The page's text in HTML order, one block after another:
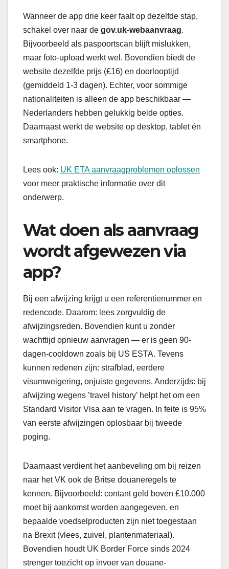
Wanneer de app drie keer faalt op dezelfde stap,
schakel over naar de gov.uk-webaanvraag.
Bijvoorbeeld als paspoortscan blijft mislukken,
maar foto-upload werkt wel. Bovendien biedt de
website dezelfde prijs (£16) en doorlooptijd
(gemiddeld 1-3 dagen). Echter, voor sommige
nationaliteiten is alleen de app beschikbaar —
Nederlanders hebben gelukkig beide opties.
Daarnaast werkt de website op desktop, tablet én
smartphone.
Lees ook: UK ETA aanvraagproblemen oplossen
voor meer praktische informatie over dit
onderwerp.
Wat doen als aanvraag
wordt afgewezen via
app?
Bij een afwijzing krijgt u een referentienummer en
redencode. Daarom: lees zorgvuldig de
afwijzingsreden. Bovendien kunt u zonder
wachttijd opnieuw aanvragen — er is geen 90-
dagen-cooldown zoals bij US ESTA. Tevens
kunnen redenen zijn: strafblad, eerdere
visumweigering, onjuiste gegevens. Anderzijds: bij
afwijzing wegens ’travel history’ helpt het om een
Standard Visitor Visa aan te vragen. In feite is 95%
van eerste afwijzingen oplosbaar bij tweede
poging.
Daarnaast verdient het aanbeveling om bij reizen
naar het VK ook de Britse douaneregels te
kennen. Bijvoorbeeld: contant geld boven £10.000
moet bij aankomst worden aangegeven, en
bepaalde voedselproducten zijn niet toegestaan
na Brexit (vlees, zuivel, plantenmateriaal).
Bovendien houdt UK Border Force sinds 2024
strenger toezicht op invoer van douane-